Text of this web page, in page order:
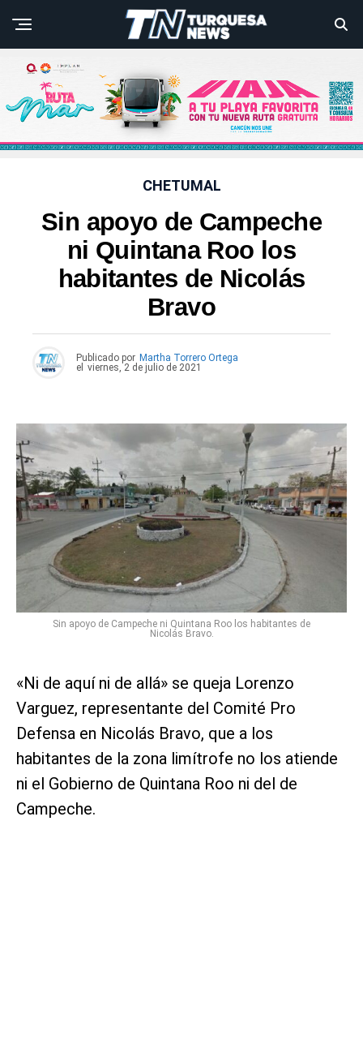
CHETUMAL
Sin apoyo de Campeche
ni Quintana Roo los
habitantes de Nicolás
Bravo
Publicado por Martha Torrero Ortega
el viernes, 2 de julio de 2021
Sin apoyo de Campeche ni Quintana Roo los habitantes de
Nicolás Bravo.
«Ni de aquí ni de allá» se queja Lorenzo
Varguez, representante del Comité Pro
Defensa en Nicolás Bravo, que a los
habitantes de la zona limítrofe no los atiende
ni el Gobierno de Quintana Roo ni del de
Campeche.